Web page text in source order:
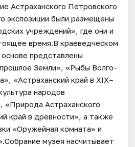
Астраханского Петровского
экспозиции были размещены
учреждений», где они и
время.В краеведческом
представлены
Земли», «Рыбы Волго-
«Астраханский край в XIX–
народов
«Природа Астраханского
край в древности», а также
«Оружейная комната» и
музея насчитывает